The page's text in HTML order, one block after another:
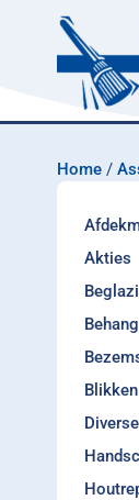
Home /
Akties